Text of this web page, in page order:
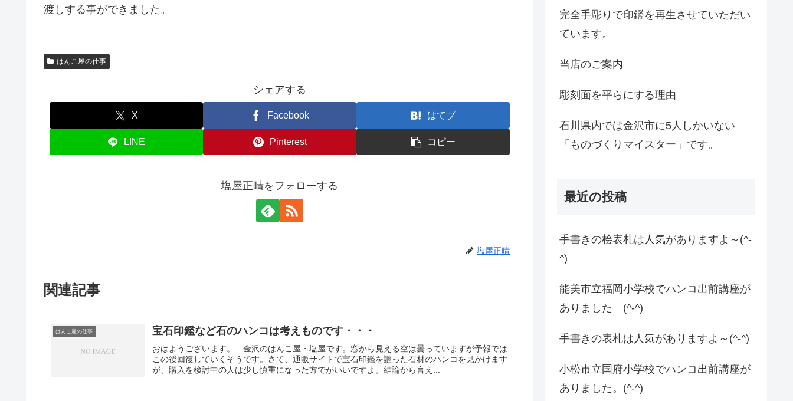
渡しする事ができました。
はんこ屋の仕事
シェアする
X Facebook はてブ
LINE Pinterest コピー
塩屋正晴をフォローする
塩屋正晴
関連記事
はんこ屋の仕事 宝石印鑑など石のハンコは考えものです・・・
おはようございます。 金沢のはんこ屋・塩屋です。窓から見える空は曇っていますが予報では
この後回復していくそうです。さて、通販サイトで宝石印鑑を謳った石材のハンコを見かけます
が、購入を検討中の人は少し慎重になった方でがいいですよ。結論から言え...
完全手彫りで印鑑を再生させていただい
ています。
当店のご案内
彫刻面を平らにする理由
石川県内では金沢市に5人しかいない
「ものづくりマイスター」です。
最近の投稿
手書きの桧表札は人気がありますよ～(^-
^)
能美市立福岡小学校でハンコ出前講座が
ありました (^-^)
手書きの表札は人気がありますよ～(^-^)
小松市立国府小学校でハンコ出前講座が
ありました。(^-^)